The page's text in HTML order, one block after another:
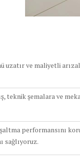
ve maliyetli
teknik şemalara ve
performansını
sağlıyoruz.